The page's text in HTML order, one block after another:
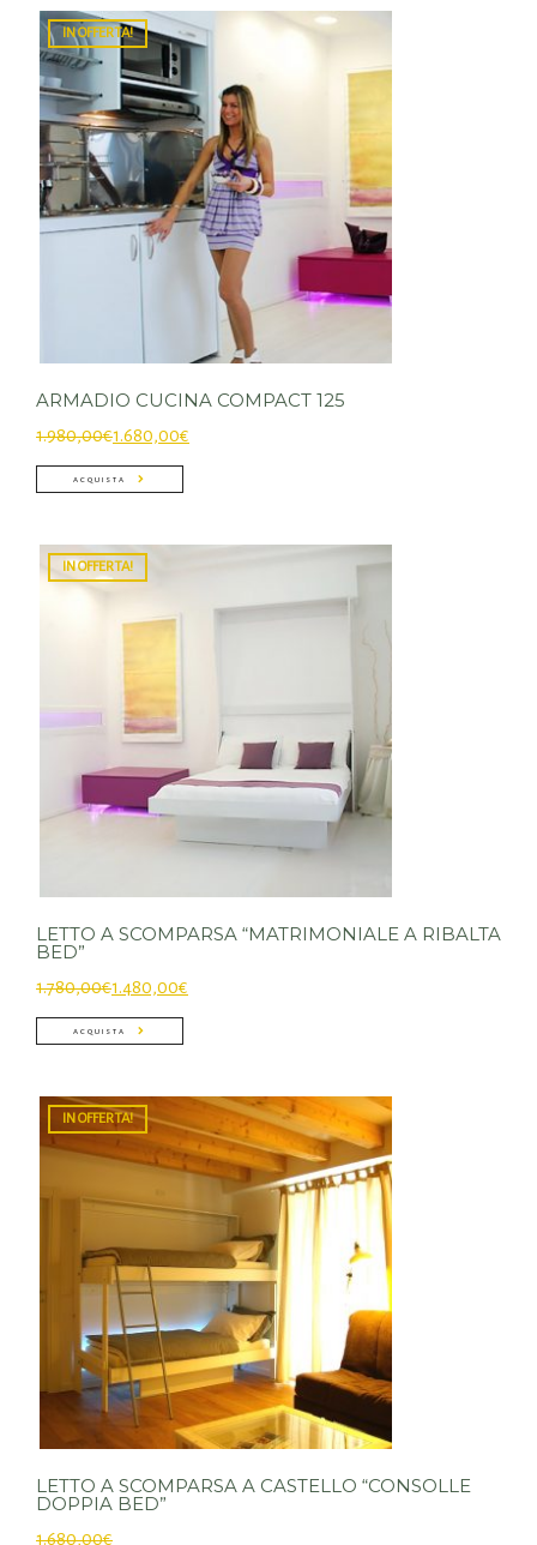
IN OFFERTA!
ARMADIO CUCINA COMPACT 125
1.980,00€1.680,00€
ACQUISTA
IN OFFERTA!
LETTO A SCOMPARSA “MATRIMONIALE A RIBALTA
BED”
1.780,00€1.480,00€
ACQUISTA
IN OFFERTA!
LETTO A SCOMPARSA A CASTELLO “CONSOLLE
DOPPIA BED”
1.680,00€